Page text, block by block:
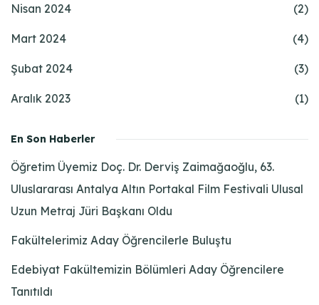
Nisan 2024 (2)
Mart 2024 (4)
Şubat 2024 (3)
Aralık 2023 (1)
En Son Haberler
Öğretim Üyemiz Doç. Dr. Derviş Zaimağaoğlu, 63.
Uluslararası Antalya Altın Portakal Film Festivali Ulusal
Uzun Metraj Jüri Başkanı Oldu
Fakültelerimiz Aday Öğrencilerle Buluştu
Edebiyat Fakültemizin Bölümleri Aday Öğrencilere
Tanıtıldı